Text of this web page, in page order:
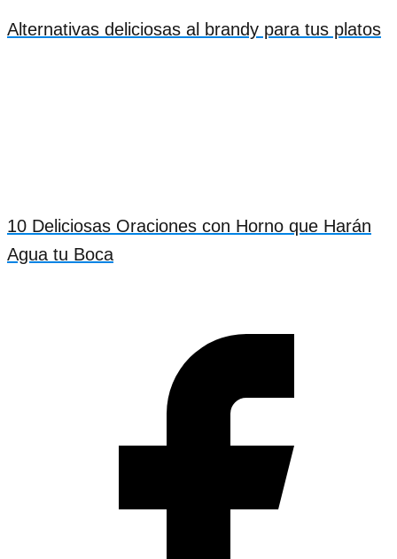
Alternativas deliciosas al brandy para tus platos
10 Deliciosas Oraciones con Horno que Harán
Agua tu Boca